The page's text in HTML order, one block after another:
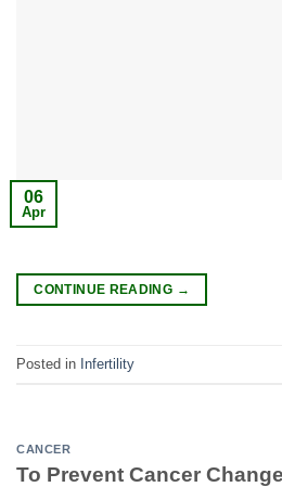
06
Apr
CONTINUE READING →
Posted in Infertility
CANCER
To Prevent Cancer